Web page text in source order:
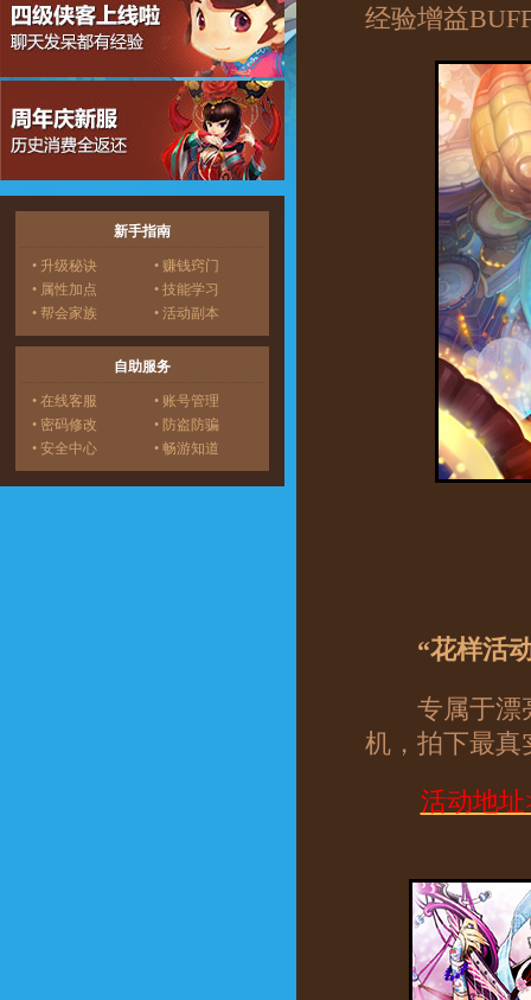
新手指南
• 升级秘诀
• 赚钱窍门
• 属性加点
• 技能学习
• 帮会家族
• 活动副本
自助服务
• 在线客服
• 账号管理
• 密码修改
• 防盗防骗
• 安全中心
• 畅游知道
经验增益
“花样活动
专属于漂亮
机，拍下最真
活动地址